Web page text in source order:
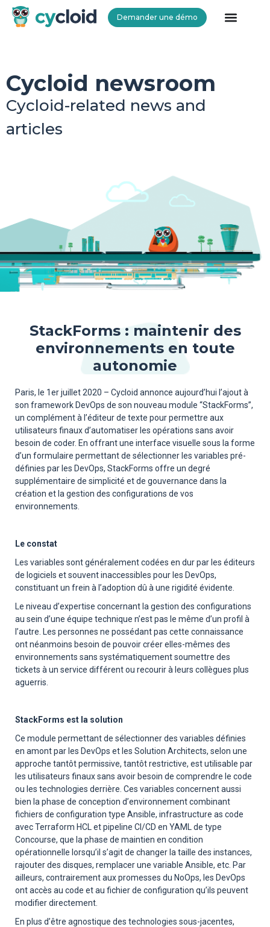
Demander une démo
Cycloid newsroom
Cycloid-related news and
articles
StackForms : maintenir des
environnements en toute
autonomie
Paris, le 1er juillet 2020 – Cycloid annonce aujourd’hui l’ajout à
son framework DevOps de son nouveau module “StackForms”,
un complément à l’éditeur de texte pour permettre aux
utilisateurs finaux d’automatiser les opérations sans avoir
besoin de coder. En offrant une interface visuelle sous la forme
d’un formulaire permettant de sélectionner les variables pré-
définies par les DevOps, StackForms offre un degré
supplémentaire de simplicité et de gouvernance dans la
création et la gestion des configurations de vos
environnements.
Le constat
Les variables sont généralement codées en dur par les éditeurs
de logiciels et souvent inaccessibles pour les DevOps,
constituant un frein à l’adoption dû à une rigidité évidente.
Le niveau d’expertise concernant la gestion des configurations
au sein d’une équipe technique n’est pas le même d’un profil à
l’autre. Les personnes ne possédant pas cette connaissance
ont néanmoins besoin de pouvoir créer elles-mêmes des
environnements sans systématiquement soumettre des
tickets à un service différent ou recourir à leurs collègues plus
aguerris.
StackForms est la solution
Ce module permettant de sélectionner des variables définies
en amont par les DevOps et les Solution Architects, selon une
approche tantôt permissive, tantôt restrictive, est utilisable par
les utilisateurs finaux sans avoir besoin de comprendre le code
ou les technologies derrière. Ces variables concernent aussi
bien la phase de conception d’environnement combinant
fichiers de configuration type Ansible, infrastructure as code
avec Terraform HCL et pipeline CI/CD en YAML de type
Concourse, que la phase de maintien en condition
opérationnelle lorsqu’il s’agit de changer la taille des instances,
rajouter des disques, remplacer une variable Ansible, etc. Par
ailleurs, contrairement aux promesses du NoOps, les DevOps
ont accès au code et au fichier de configuration qu’ils peuvent
modifier directement.
En plus d’être agnostique des technologies sous-jacentes,